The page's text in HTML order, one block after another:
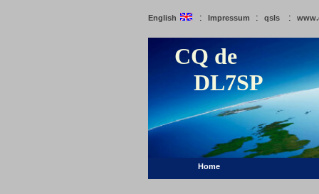
English : Impressum : qsls :
CQ de
DL7SP
Home